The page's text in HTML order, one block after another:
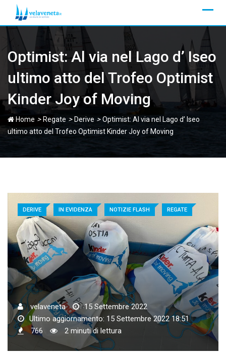
content
Optimist: Al via nel Lago d’ Iseo
ultimo atto del Trofeo Optimist
Kinder Joy of Moving
Home > Regate > Derive >Optimist: Al via nel Lago d’ Iseo
ultimo atto del Trofeo Optimist Kinder Joy of Moving
DERIVE IN EVIDENZA NOTIZIE FLASH REGATE
velaveneta
15 Settembre 2022
Ultimo aggiornamento: 15 Settembre 2022 18:51
766
2 minuti di lettura